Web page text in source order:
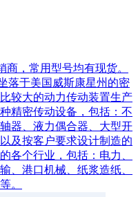
商，常用型号均有现货。
落于美国威斯康星州的密
较大的动力传动装置生产
精密传动设备，包括：不
器、液力偶合器、大型开
及按客户要求设计制造的
各个行业，包括：电力、
、港口机械、纸浆造纸、
。